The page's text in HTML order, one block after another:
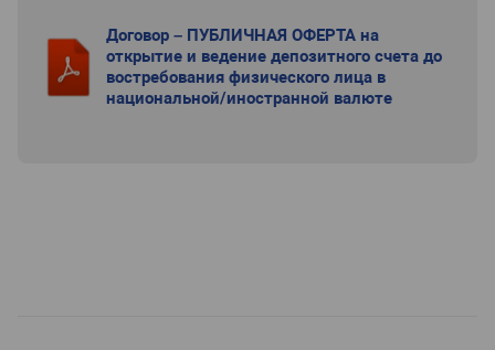
Договор – ПУБЛИЧНАЯ ОФЕРТА на
открытие и ведение депозитного счета до
востребования физического лица в
национальной/иностранной валюте